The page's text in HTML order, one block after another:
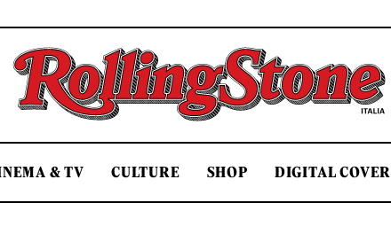
Rolling Stone Italia
& TV CULTURE SHOP DIGITAL COVER